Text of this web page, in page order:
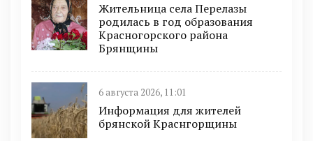
Жительница села Перелазы
родилась в год образования
Красногорского района
Брянщины
6 августа 2026, 11:01
Информация для жителей
брянской Краснгорщины